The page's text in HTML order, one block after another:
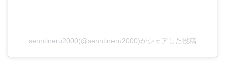
senntineru2000(@senntineru2000)がシェアした投稿